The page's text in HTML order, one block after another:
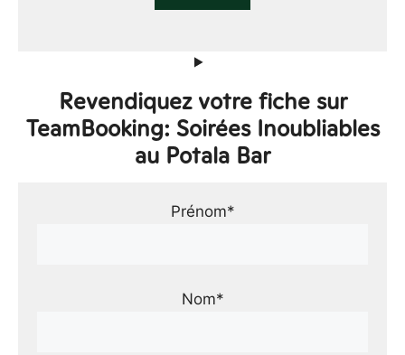
Revendiquez votre fiche sur
TeamBooking: Soirées Inoubliables
au Potala Bar
Prénom*
Nom*